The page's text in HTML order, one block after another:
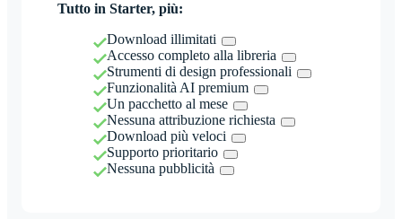
Tutto in Starter, più:
Download illimitati
Accesso completo alla libreria
Strumenti di design professionali
Funzionalità AI premium
Un pacchetto al mese
Nessuna attribuzione richiesta
Download più veloci
Supporto prioritario
Nessuna pubblicità